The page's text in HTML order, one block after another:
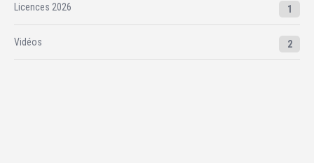
Licences 2026 1
Vidéos 2